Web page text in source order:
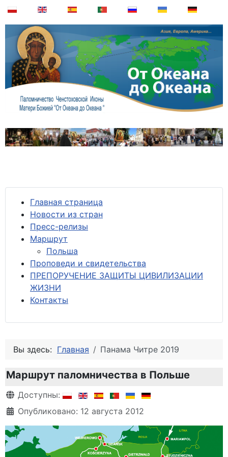
Главная страница
Новости из стран
Пресс-релизы
Маршрут
Польша
Проповеди и свидетельства
ПРЕПОРУЧЕНИЕ ЗАЩИТЫ ЦИВИЛИЗАЦИИ
ЖИЗНИ
Контакты
Вы здесь: Главная Панама Читре 2019
Маршрут паломничества в Польше
Информация о материале
Доступны:
Опубликовано: 12 августа 2012